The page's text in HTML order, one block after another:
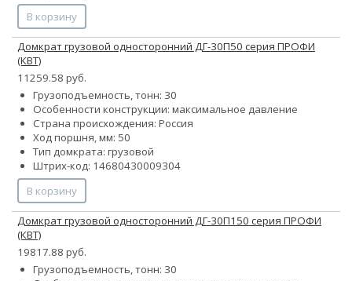
В корзину
Домкрат грузовой односторонний ДГ-30П50 серия ПРОФИ
(КВТ)
11259.58 руб.
Грузоподъемность, тонн: 30
Особенности конструкции: максимальное давление
Страна происхождения: Россия
Ход поршня, мм: 50
Тип домкрата: грузовой
Штрих-код: 14680430009304
В корзину
Домкрат грузовой односторонний ДГ-30П150 серия ПРОФИ
(КВТ)
19817.88 руб.
Грузоподъемность, тонн: 30